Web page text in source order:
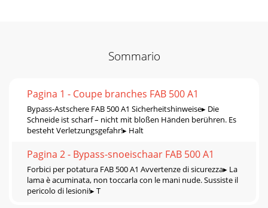
Sommario
Pagina 1 - Coupe branches FAB 500 A1
Bypass-Astschere FAB 500 A1 Sicherheitshinweise▸ Die
Schneide ist scharf – nicht mit bloßen Händen berühren. Es
besteht Verletzungsgefahr!▸ Halt
Pagina 2 - Bypass-snoeischaar FAB 500 A1
Forbici per potatura FAB 500 A1 Avvertenze di sicurezza▸ La
lama è acuminata, non toccarla con le mani nude. Sussiste il
pericolo di lesioni!▸ T